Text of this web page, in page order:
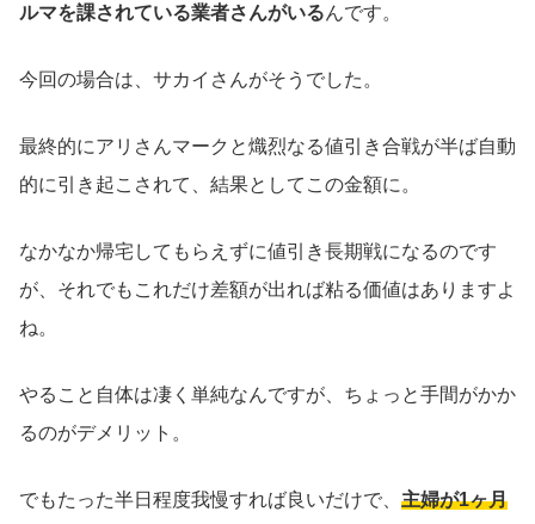
ルマを課されている業者さんがいるんです。
今回の場合は、サカイさんがそうでした。
最終的にアリさんマークと熾烈なる値引き合戦が半ば自動
的に引き起こされて、結果としてこの金額に。
なかなか帰宅してもらえずに値引き長期戦になるのです
が、それでもこれだけ差額が出れば粘る価値はありますよ
ね。
やること自体は凄く単純なんですが、ちょっと手間がかか
るのがデメリット。
でもたった半日程度我慢すれば良いだけで、 主婦が1ヶ月